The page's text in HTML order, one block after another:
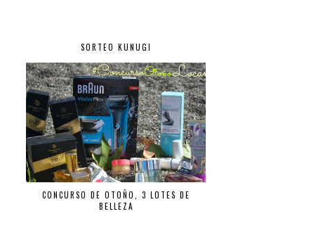
SORTEO KUNUGI
CONCURSO DE OTOÑO, 3 LOTES DE
BELLEZA